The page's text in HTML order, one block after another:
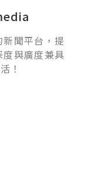
聞平台，提
與廣度兼具
！